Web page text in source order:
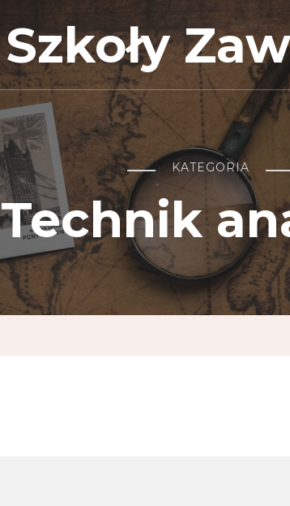
Szkoły
KATEGORIA
Technik